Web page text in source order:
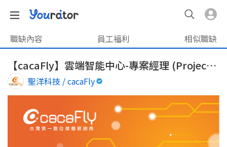
職缺內容 員工福利 相似職缺
【cacaFly】雲端智能中心-專案經理 (Project Manager)
聖洋科技 / cacaFly